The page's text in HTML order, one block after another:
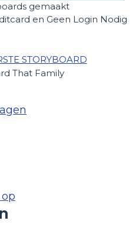
gemaakt
en Geen Login Nodig
STORYBOARD